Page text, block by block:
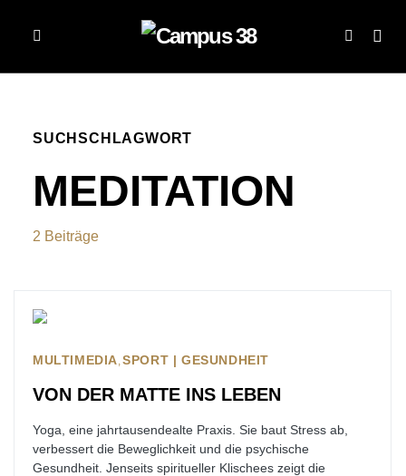
SUCHSCHLAGWORT
MEDITATION
2 Beiträge
MULTIMEDIA SPORT | GESUNDHEIT
VON DER MATTE INS LEBEN
Yoga, eine jahrtausendealte Praxis. Sie baut Stress ab,
verbessert die Beweglichkeit und die psychische
Gesundheit. Jenseits spiritueller Klischees zeigt die